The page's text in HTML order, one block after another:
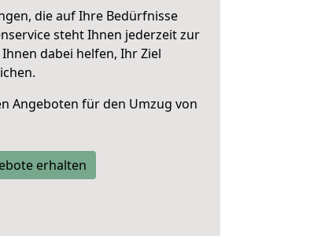
die auf Ihre Bedürfnisse
steht Ihnen jederzeit zur
dabei helfen, Ihr Ziel
Angeboten für den Umzug von
erhalten